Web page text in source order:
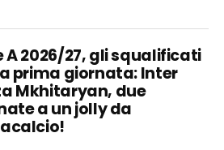
A 2026/27, gli squalificati
prima giornata: Inter
Mkhitaryan, due
a un jolly da